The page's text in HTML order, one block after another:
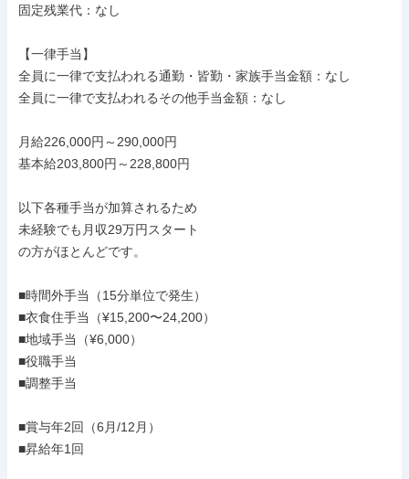
固定残業代：なし
【一律手当】
全員に一律で支払われる通勤・皆勤・家族手当金額：なし
全員に一律で支払われるその他手当金額：なし
月給226,000円～290,000円
基本給203,800円～228,800円
以下各種手当が加算されるため
未経験でも月収29万円スタート
の方がほとんどです。
■時間外手当（15分単位で発生）
■衣食住手当（¥15,200〜24,200）
■地域手当（¥6,000）
■役職手当
■調整手当
■賞与年2回（6月/12月）
■昇給年1回